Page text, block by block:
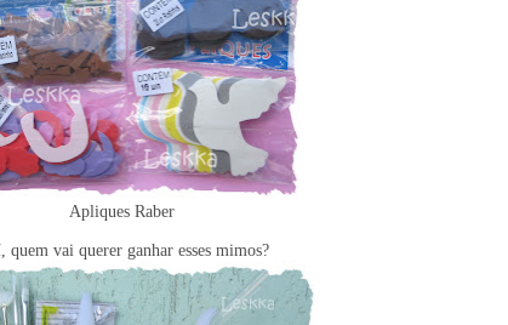
Apliques Raber
quem vai querer ganhar esses mimos?